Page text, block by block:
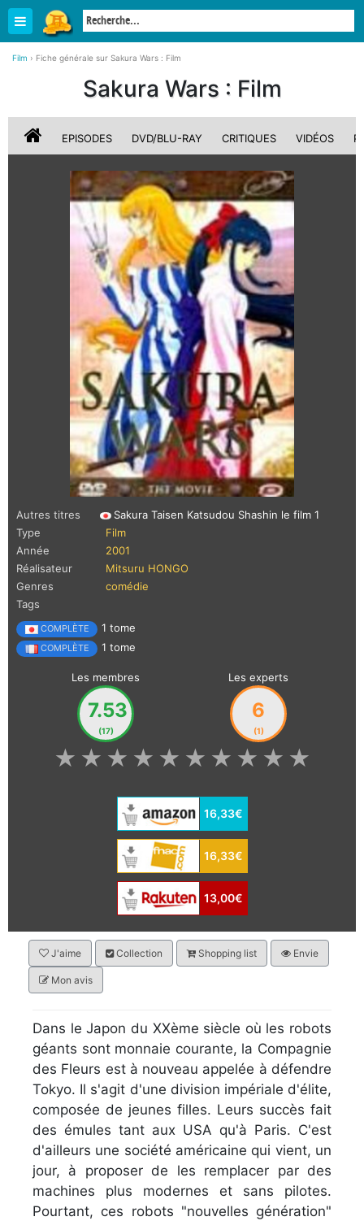
Film › Fiche générale sur Sakura Wars : Film
Sakura Wars : Film
EPISODES DVD/BLU-RAY CRITIQUES VIDÉOS
Autres titres
Sakura Taisen Katsudou Shashin le film 1
Type
Film
Année
2001
Réalisateur
Mitsuru HONGO
Genres
comédie
Tags
COMPLÈTE 1 tome
COMPLÈTE 1 tome
Les membres
7.53
(17)
Les experts
6
(1)
★
★
★
★
★
★
★
★
★
★
16,33€
16,33€
13,00€
J'aime Collection Shopping list Envie
Mon avis
Dans le Japon du XXème siècle où les robots
géants sont monnaie courante, la Compagnie
des Fleurs est à nouveau appelée à défendre
Tokyo. Il s'agit d'une division impériale d'élite,
composée de jeunes filles. Leurs succès fait
des émules tant aux USA qu'à Paris. C'est
d'ailleurs une société américaine qui vient, un
jour, à proposer de les remplacer par des
machines plus modernes et sans pilotes.
Pourtant, ces robots "nouvelles génération"